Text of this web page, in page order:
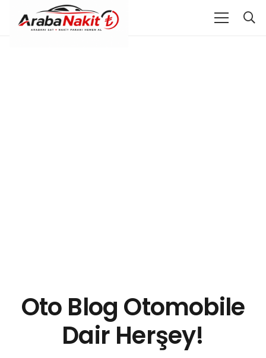
Oto Blog Otomobile
Dair Herşey!